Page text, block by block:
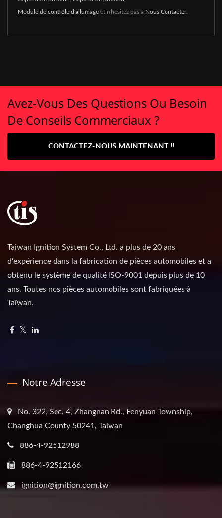
Module de contrôle d'allumage et n'hésitez pas à Nous Contacter.
Avez-Vous Des Questions Ou Besoin
De Conseils Commerciaux ?
CONTACTEZ-NOUS MAINTENANT !!
Taiwan Ignition System Co., Ltd. a plus de 20 ans
d'expérience dans la fabrication de pièces automobiles et a
obtenu le système de qualité ISO-9001 depuis plus de 10
ans. Toutes nos pièces automobiles sont fabriquées à
Taïwan.
Notre Adresse
No. 322, Sec. 4, Zhangnan Rd., Fenyuan Township,
Changhua County 50241, Taiwan
886-4-92512988
886-4-92512166
ignition@ignition.com.tw